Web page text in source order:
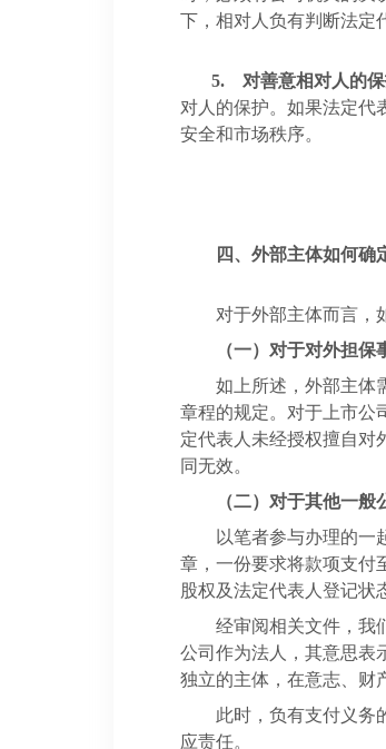
下，相对人负有判断法定
5. 对善意相对人的保
对人的保护。如果法定代
安全和市场秩序。
四、外部主体如何确
对于外部主体而言，
（一） 对于对外担保
如上所述，外部主体
章程的规定。对于上市公
定代表人未经授权擅自对
同无效。
（二） 对于其他一般
以笔者参与办理的一
章，一份要求将款项支付
股权及法定代表人登记状
经审阅相关文件，我
公司作为法人，其意思表
独立的主体，在意志、财
此时，负有支付义务
应责任。